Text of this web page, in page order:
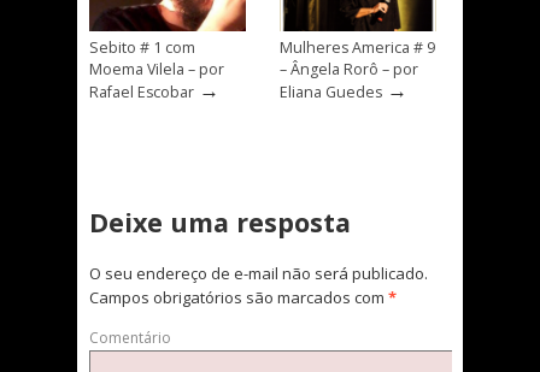
Sebito # 1 com
Moema Vilela – por
Rafael Escobar →
Mulheres America # 9
– Ângela Rorô – por
Eliana Guedes →
Deixe uma resposta
O seu endereço de e-mail não será publicado.
Campos obrigatórios são marcados com *
Comentário